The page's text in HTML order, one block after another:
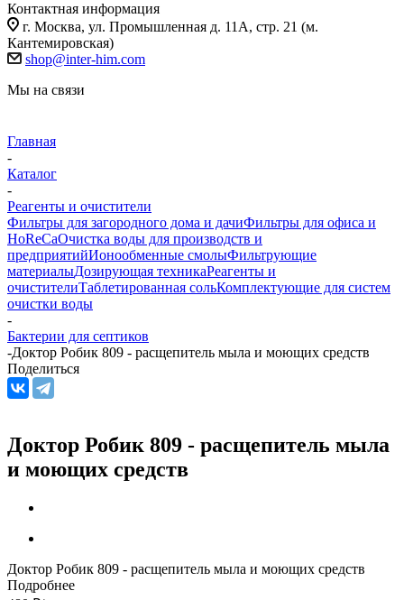
Контактная информация
г. Москва, ул. Промышленная д. 11А, стр. 21 (м.
Кантемировская)
shop@inter-him.com
Мы на связи
Главная
-
Каталог
-
Реагенты и очистители
Фильтры для загородного дома и дачиФильтры для офиса и
HoReCaОчистка воды для производств и
предприятийИонообменные смолыФильтрующие
материалыДозирующая техникаРеагенты и
очистителиТаблетированная сольКомплектующие для систем
очистки воды
-
Бактерии для септиков
-Доктор Робик 809 - расщепитель мыла и моющих средств
Поделиться
Доктор Робик 809 - расщепитель мыла
и моющих средств
Доктор Робик 809 - расщепитель мыла и моющих средств
Подробнее